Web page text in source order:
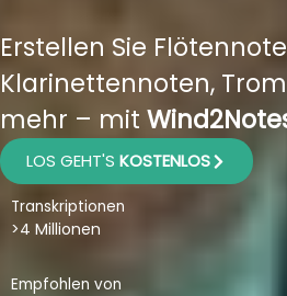
Erstellen Sie
Klarinettennoten,
mehr – mit
LOS GEHT'S KOSTENLOS
Transkriptionen
>4 Millionen
Empfohlen von